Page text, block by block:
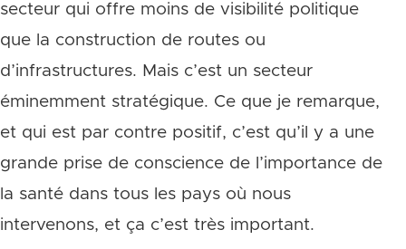
secteur qui offre moins de visibilité politique
que la construction de routes ou
d’infrastructures. Mais c’est un secteur
éminemment stratégique. Ce que je remarque,
et qui est par contre positif, c’est qu’il y a une
grande prise de conscience de l’importance de
la santé dans tous les pays où nous
intervenons, et ça c’est très important.